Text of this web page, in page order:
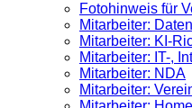
Fotohinweis für
Mitarbeiter:
Mitarbeiter: KI-
Mitarbeiter: IT-,
Mitarbeiter: NDA
Mitarbeiter: